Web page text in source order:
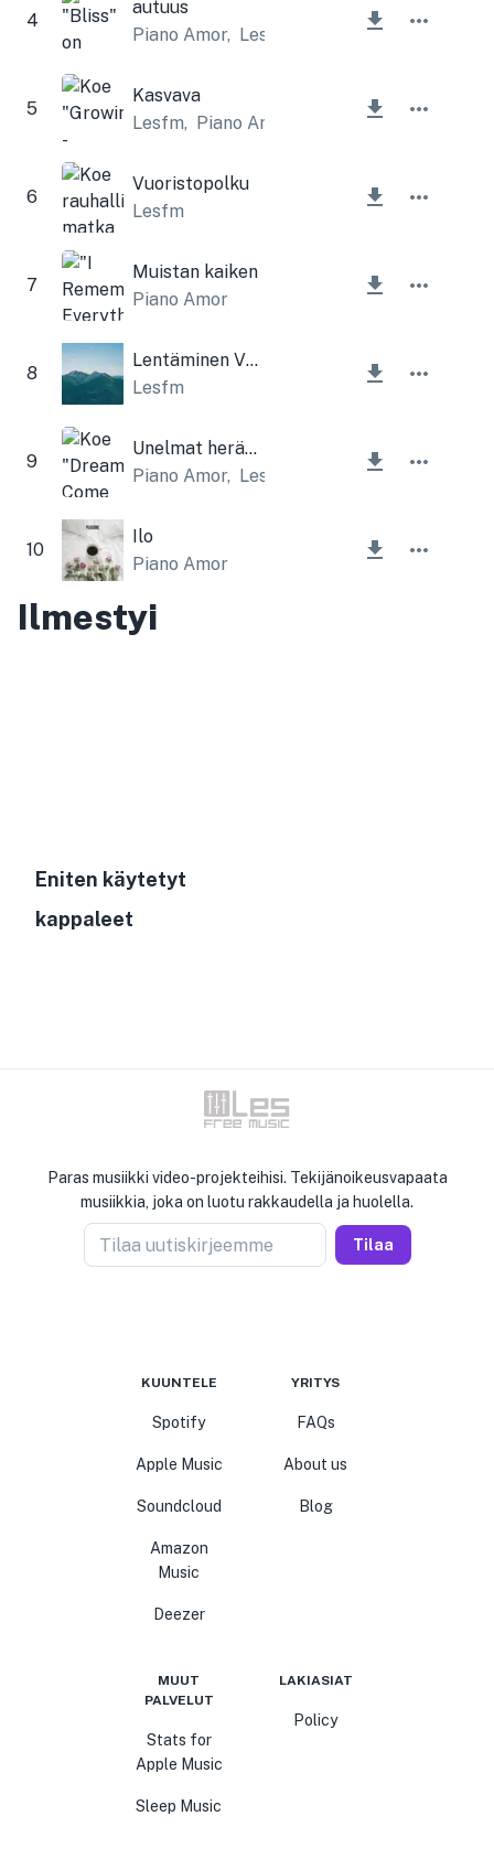
4
autuus
Piano Amor, Lesfm
5
Kasvava
Lesfm, Piano Amor
6
Vuoristopolku
Lesfm
7
Muistan kaiken
Piano Amor
8
Lentäminen Vuorten yli
Lesfm
9
Unelmat heräävät henkiin
Piano Amor, Lesfm
10
Ilo
Piano Amor
Ilmestyi
Eniten käytetyt
kappaleet
Paras musiikki video-projekteihisi. Tekijänoikeusvapaata
musiikkia, joka on luotu rakkaudella ja huolella.
Tilaa uutiskirjeemme Tilaa
KUUNTELE
Spotify
Apple Music
Soundcloud
Amazon
Music
Deezer
YRITYS
FAQs
About us
Blog
MUUT
PALVELUT
Stats for
Apple Music
Sleep Music
LAKIASIAT
Policy